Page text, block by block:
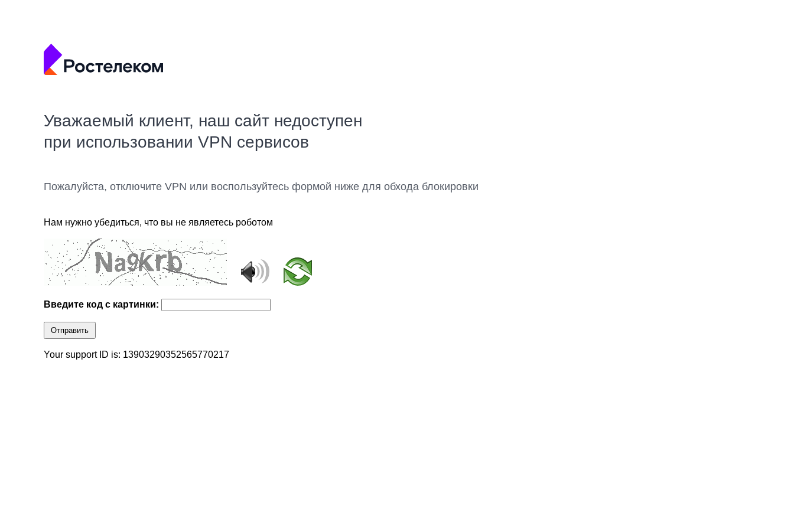
Уважаемый клиент, наш сайт недоступен
при использовании VPN сервисов
Пожалуйста, отключите VPN или воспользуйтесь формой ниже для обхода блокировки
Нам нужно убедиться, что вы не являетесь роботом
Введите код с картинки:
Отправить
Your support ID is: 13903290352565770217